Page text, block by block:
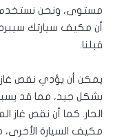
مستوى، ونحن نستخدم
أن مكيف سيارتك
قبلنا.
يمكن أن يؤدي نقص
بشكل جيد، مما قد
الحار. كما أن نقص
مكيف السيارة الأخرى،